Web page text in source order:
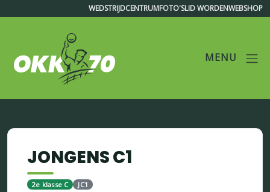
WEDSTRIJDCENTRUMFOTO'SLID WORDENWEBSHOP
OKK'70
MENU
JONGENS C1
2e klasse C JC1